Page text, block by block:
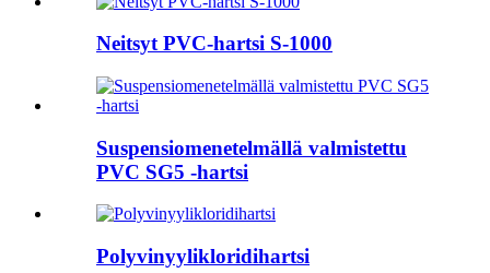
Neitsyt PVC-hartsi S-1000
Suspensiomenetelmällä valmistettu
PVC SG5 -hartsi
Polyvinyylikloridihartsi